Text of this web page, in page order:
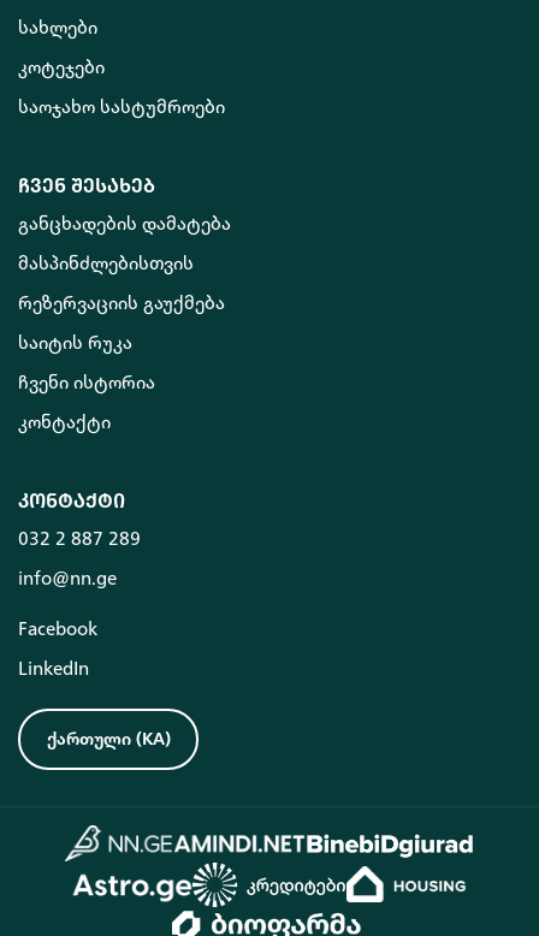
სახლები
კოტეჯები
საოჯახო სასტუმროები
ჩვენ შესახებ
განცხადების დამატება
მასპინძლებისთვის
რეზერვაციის გაუქმება
საიტის რუკა
ჩვენი ისტორია
კონტაქტი
კონტაქტი
032 2 887 289
info@nn.ge
Facebook
LinkedIn
ქართული (KA)